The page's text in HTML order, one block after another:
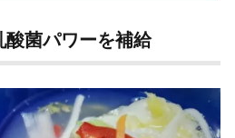
菌パワーを補給